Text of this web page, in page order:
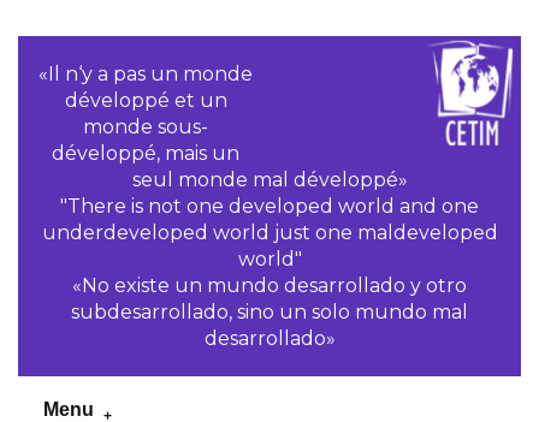
«Il n‘y a pas un monde
développé et un
monde sous-
développé, mais un
seul monde mal développé»
"There is not one developed world and one
underdeveloped world just one maldeveloped
world"
«No existe un mundo desarrollado y otro
subdesarrollado, sino un solo mundo mal
desarrollado»
Menu